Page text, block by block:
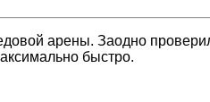
арены. Заодно
быстро.